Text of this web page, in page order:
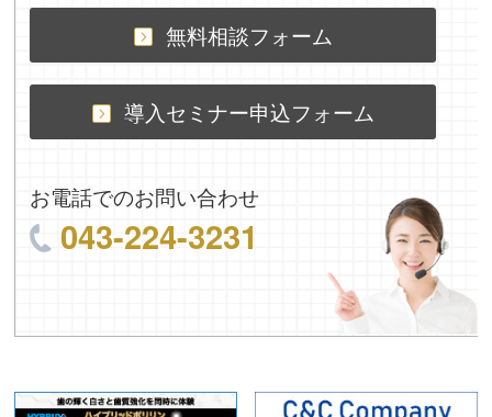
無料相談フォーム
導入セミナー申込フォーム
お電話でのお問い合わせ
043-224-3231